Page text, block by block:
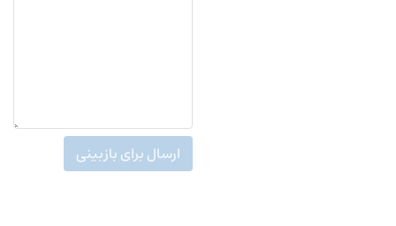
ارسال برای بازبینی